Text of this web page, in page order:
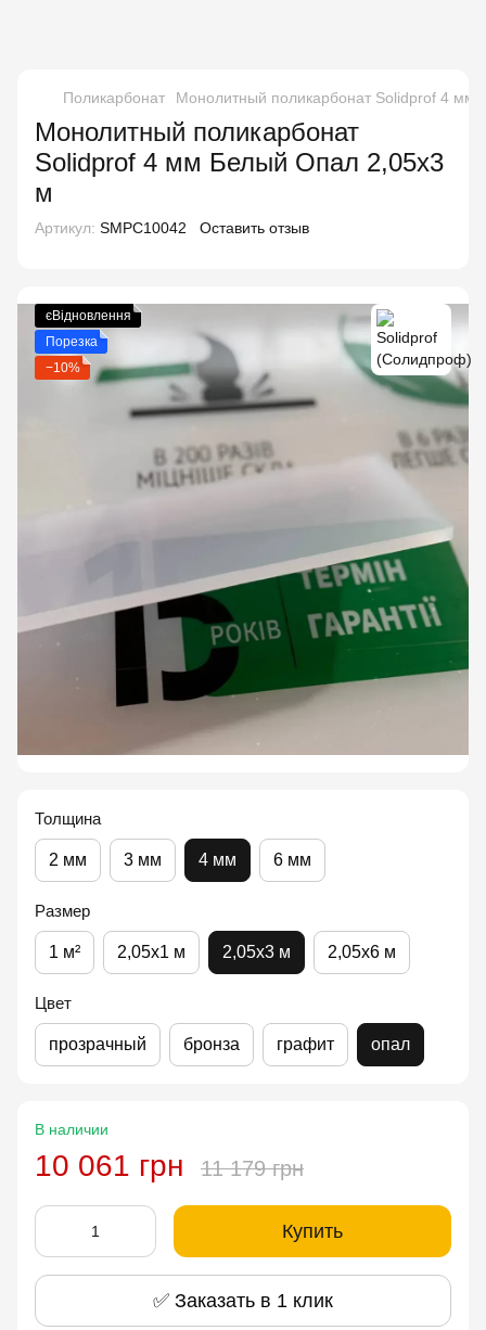
Поликарбонат Монолитный поликарбонат Solidprof 4
Монолитный поликарбонат
Solidprof 4 мм Белый Опал 2,05x3
м
Артикул: SMPC10042 Оставить отзыв
єВідновлення
Порезка
−10%
Толщина
2 мм 3 мм 4 мм 6 мм
Размер
1 м² 2,05x1 м 2,05x3 м 2,05x6 м
Цвет
прозрачный бронза графит опал
В наличии
10 061 грн 11 179 грн
Купить
✅ Заказать в 1 клик